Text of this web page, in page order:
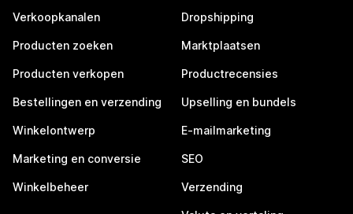
Verkoopkanalen
Producten zoeken
Producten verkopen
Bestellingen en verzending
Winkelontwerp
Marketing en conversie
Winkelbeheer
Dropshipping
Marktplaatsen
Productrecensies
Upselling en bundels
E-mailmarketing
SEO
Verzending